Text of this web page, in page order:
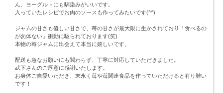
ん、ヨーグルトにも馴染みがいいです。
入っていたレシピでお肉のソースも作ってみたいです(^^)
ジャムの甘さも優しい甘さで、苺の甘さが最大限に生かされており「食べるの
が勿体ない」衝動に駆られております(笑)
本物の苺ジャムに出会えて本当に嬉しいです。
配送も急なお願いにも関わらず、丁寧に対応していただきました。
武下さんのご厚意に感謝いたします。
お身体ご自愛いただき、末永く苺や苺関連食品を作っていただけると有り難い
です！